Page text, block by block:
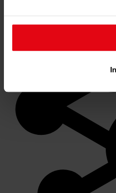
Favoriet of een notitie maken